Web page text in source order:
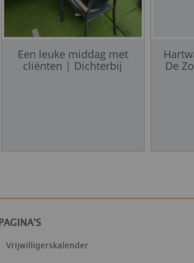
Een leuke middag met
cliënten | Dichterbij
De
PAGINA'S
Vrijwilligerskalender